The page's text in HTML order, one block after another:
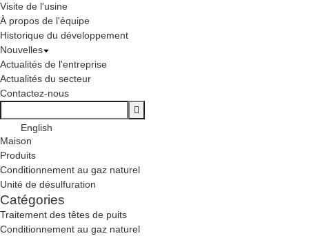
Visite de l'usine
À propos de l'équipe
Historique du développement
Nouvelles
Actualités de l'entreprise
Actualités du secteur
Contactez-nous
English
Maison
Produits
Conditionnement au gaz naturel
Unité de désulfuration
Catégories
Traitement des têtes de puits
Conditionnement au gaz naturel